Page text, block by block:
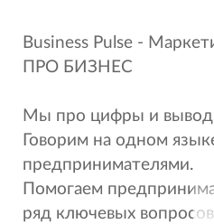
Business Pulse -
ПРО БИЗНЕС
Мы про цифры и
Говорим на одном
предпринимателями.
Помогаем
ряд ключевых вопросов